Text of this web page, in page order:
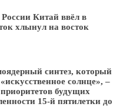
Китай ввёл в
хлынул на восток
синтез, который
солнце», –
будущих
15-й пятилетки до